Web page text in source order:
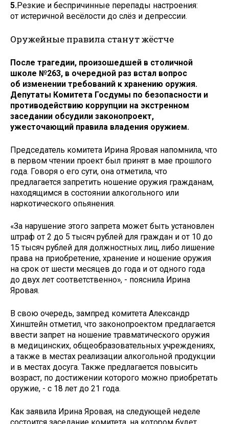
5. Резкие и беспричинные перепады настроения:
от истеричной весёлости до слёз и депрессии.
Оружейные правила станут жёстче
После трагедии, произошедшей в столичной
школе №263, в очередной раз встал вопрос
об изменении требований к хранению оружия.
Депутаты Комитета Госдумы по безопасности и
противодействию коррупции на экстренном
заседании обсудили законопроект,
ужесточающий правила владения оружием.
Председатель комитета Ирина Яровая напомнила, что
в первом чтении проект был принят в мае прошлого
года. Говоря о его сути, она отметила, что
предлагается запретить ношение оружия гражданам,
находящимся в состоянии алкогольного или
наркотического опьянения.
«За нарушение этого запрета может быть установлен
штраф от 2 до 5 тысяч рублей для граждан и от 10 до
15 тысяч рублей для должностных лиц, либо лишение
права на приобретение, хранение и ношение оружия
на срок от шести месяцев до года и от одного года
до двух лет соответственно», - пояснила Ирина
Яровая.
В свою очередь, зампред комитета Александр
Хинштейн отметил, что законопроектом предлагается
ввести запрет на ношение травматического оружия
в медицинских, общеобразовательных учреждениях,
а также в местах реализации алкогольной продукции
и в местах досуга. Также предлагается повысить
возраст, по достижении которого можно приобретать
оружие, - с 18 лет до 21 года.
Как заявила Ирина Яровая, на следующей неделе